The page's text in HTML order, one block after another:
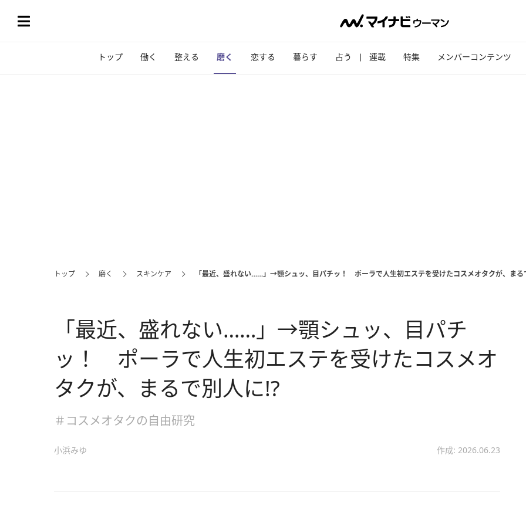
トップ 働く 整える 磨く 恋する 暮らす 占う 連載 特集 メンバーコンテンツ
トップ 磨く スキンケア 「最近、盛れない……」→顎シュッ、目パチッ！ ポーラで人生初エステを受けたコスメオタクが、まる
「最近、盛れない……」→顎シュッ、目パチ
ッ！ ポーラで人生初エステを受けたコスメオ
タクが、まるで別人に!?
＃コスメオタクの自由研究
小浜みゆ 作成: 2026.06.23